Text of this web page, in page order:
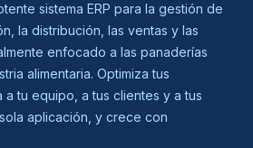
sistema ERP para la gestión de
la distribución, las ventas y las
enfocado a las panaderías
alimentaria. Optimiza tus
tu equipo, a tus clientes y a tus
aplicación, y crece con